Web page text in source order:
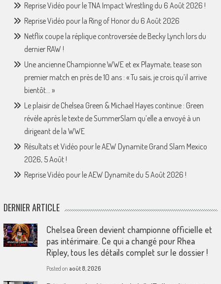
Reprise Vidéo pour le TNA Impact Wrestling du 6 Août 2026 !
Reprise Vidéo pour la Ring of Honor du 6 Août 2026
Netflix coupe la réplique controversée de Becky Lynch lors du
dernier RAW !
Une ancienne Championne WWE et ex Playmate, tease son
premier match en près de 10 ans : « Tu sais, je crois qu’il arrive
bientôt… »
Le plaisir de Chelsea Green & Michael Hayes continue : Green
révèle après le texte de SummerSlam qu’elle a envoyé à un
dirigeant de la WWE
Résultats et Vidéo pour le AEW Dynamite Grand Slam Mexico
2026, 5 Août !
Reprise Vidéo pour le AEW Dynamite du 5 Août 2026 !
DERNIER ARTICLE
Chelsea Green devient championne officielle et
pas intérimaire. Ce qui a changé pour Rhea
Ripley, tous les détails complet sur le dossier !
Posted on août 8, 2026